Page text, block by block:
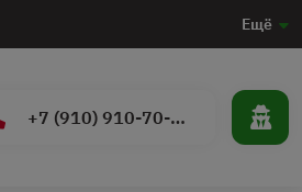
Ещё
+7 (910) 910-70-15